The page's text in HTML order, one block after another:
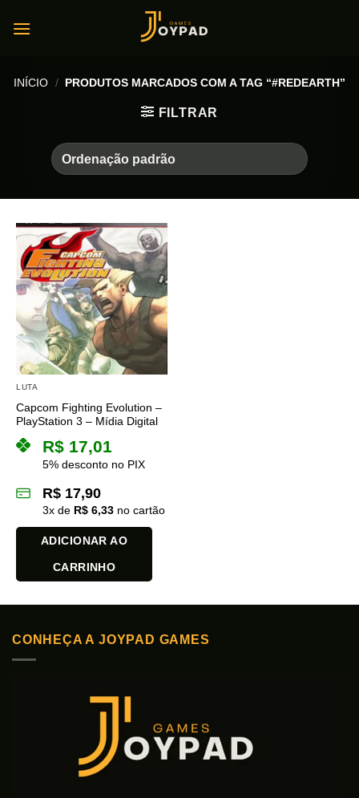
INÍCIO / PRODUTOS MARCADOS COM A TAG “#REDEARTH”
FILTRAR
LUTA
Capcom Fighting Evolution –
PlayStation 3 – Mídia Digital
R$ 17,01
5% desconto no PIX
R$ 17,90
3x de R$ 6,33 no cartão
ADICIONAR AO
CARRINHO
CONHEÇA A JOYPAD GAMES